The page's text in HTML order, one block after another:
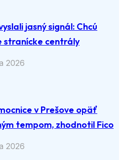
jasný signál: Chcú
stranícke centrály
v Prešove opäť
tempom, zhodnotil Fico